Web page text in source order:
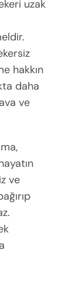
uzak
hakkın
daha
ve
ve